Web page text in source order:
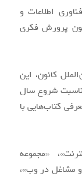
اطلاعات و
پرورش فکری
کانون، این
شروع سال
کتاب‌هایی با
«مجموعه
مشاغل در وب»،